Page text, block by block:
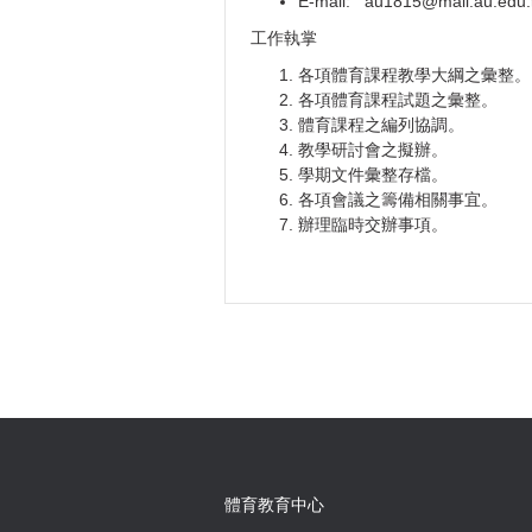
工作執掌
各項體育課程教學大綱之彙整。
各項體育課程試題之彙整。
體育課程之編列協調。
教學研討會之擬辦。
學期文件彙整存檔。
各項會議之籌備相關事宜。
辦理臨時交辦事項。
體育教育中心